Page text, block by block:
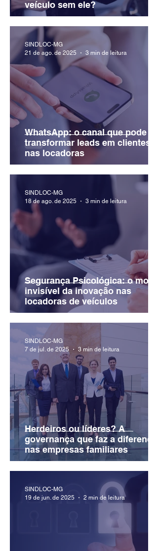
veículo sem ele?
WhatsApp: o canal que pode
transformar leads em clientes
nas locadoras
SINDLOC-MG
21 de ago. de 2025
3 min de leitura
Segurança Psicológica: o motor
invisível da inovação nas
locadoras de veículos
SINDLOC-MG
18 de ago. de 2025
3 min de leitura
Herdeiros ou líderes? A
governança que faz a diferença
nas empresas familiares
SINDLOC-MG
7 de jul. de 2025
3 min de leitura
SINDLOC-MG
19 de jun. de 2025
2 min de leitura